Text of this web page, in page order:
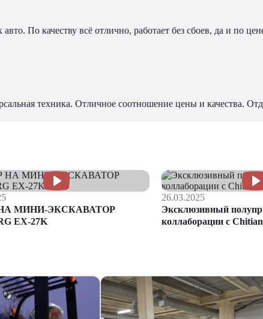
По качеству всё отлично, работает без сбоев, да и по
техника. Отличное соотношение цены и качества.
МИНИ-ЭКСКАВАТОР
EX-27K
26.03.2025
Эксклюзивный
коллаборации с Chitian